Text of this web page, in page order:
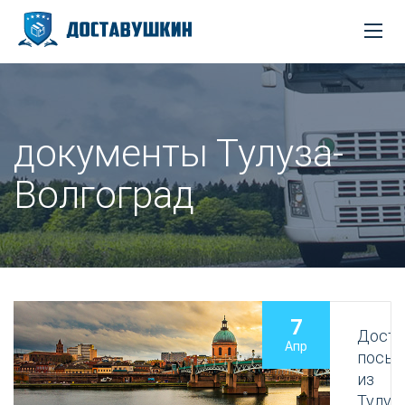
документы Тулуза-
Волгоград
7
Апр
из